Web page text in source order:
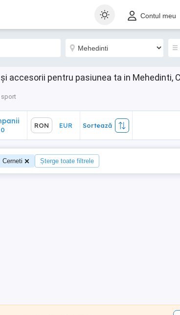
Contul meu
accesorii pentru pasiunea ta in Mehedinti,
sport
Sortează
0
RON EUR Sortează
Cerneti Șterge toate filtrele